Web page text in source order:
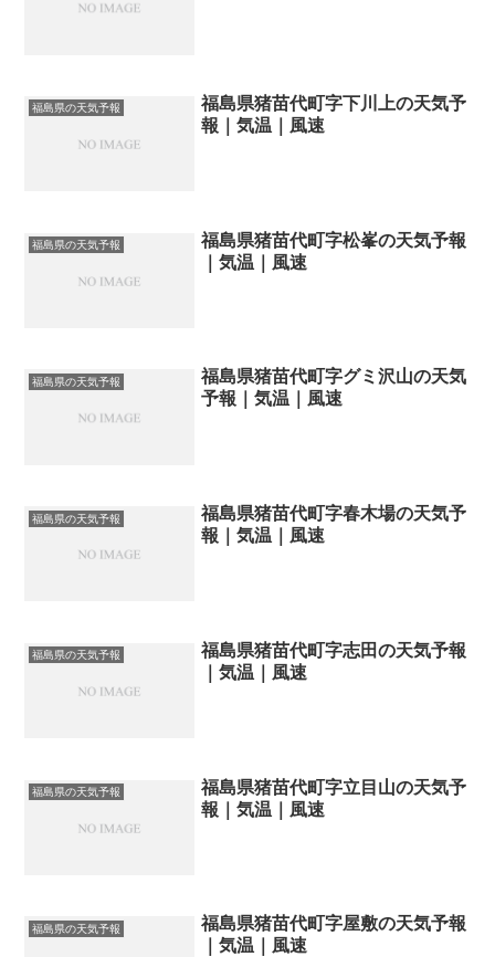
福島県の天気予報
福島県猪苗代町字下川上の天気予
報｜気温｜風速
福島県の天気予報
福島県猪苗代町字松峯の天気予報
｜気温｜風速
福島県の天気予報
福島県猪苗代町字グミ沢山の天気
予報｜気温｜風速
福島県の天気予報
福島県猪苗代町字春木場の天気予
報｜気温｜風速
福島県の天気予報
福島県猪苗代町字志田の天気予報
｜気温｜風速
福島県の天気予報
福島県猪苗代町字立目山の天気予
報｜気温｜風速
福島県の天気予報
福島県猪苗代町字屋敷の天気予報
｜気温｜風速